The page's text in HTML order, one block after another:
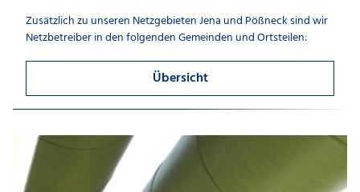
Zusätzlich zu unseren Netzgebieten Jena und Pößneck sind wir
Netzbetreiber in den folgenden Gemeinden und Ortsteilen:
Übersicht